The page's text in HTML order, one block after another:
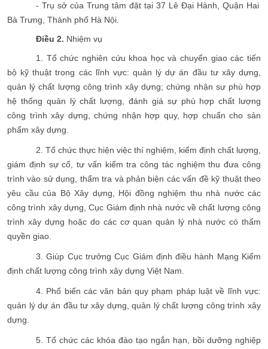
- Trụ sở của Trung tâm đặt tại 37 Lê Đại Hành, Quận Hai
Bà Trưng, Thành phố Hà Nội.
Điều 2. Nhiệm vụ
1. Tổ chức nghiên cứu khoa học và chuyển giao các tiến
bộ kỹ thuật trong các lĩnh vực: quản lý dự án đầu tư xây dựng,
quản lý chất lượng công trình xây dựng; chứng nhận sự phù hợp
hệ thống quản lý chất lượng, đánh giá sự phù hợp chất lượng
công trình xây dựng, chứng nhận hợp quy, hợp chuẩn cho sản
phẩm xây dựng.
2. Tổ chức thực hiện việc thí nghiệm, kiểm định chất lượng,
giám định sự cố, tư vấn kiểm tra công tác nghiệm thu đưa công
trình vào sử dụng, thẩm tra và phản biện các vấn đề kỹ thuật theo
yêu cầu của Bộ Xây dựng, Hội đồng nghiệm thu nhà nước các
công trình xây dựng, Cục Giám định nhà nước về chất lượng công
trình xây dựng hoặc do các cơ quan quản lý nhà nước có thẩm
quyền giao.
3. Giúp Cục trưởng Cục Giám định điều hành Mạng Kiểm
định chất lượng công trình xây dựng Việt Nam.
4. Phổ biến các văn bản quy phạm pháp luật về lĩnh vực:
quản lý dự án đầu tư xây dựng, quản lý chất lượng công trình xây
dựng.
5. Tổ chức các khóa đào tạo ngắn hạn, bồi dưỡng nghiệp